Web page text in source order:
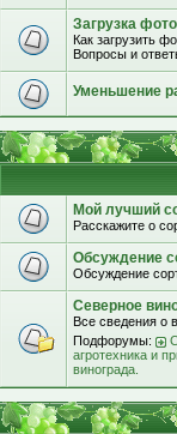
Загрузка
Как загрузить
Вопросы и
Уменьшение
Мой лучший
Расскажите о
Обсуждение
Обсуждение
Северное
Все сведения о
Подфорумы:
агротехника и
винограда.